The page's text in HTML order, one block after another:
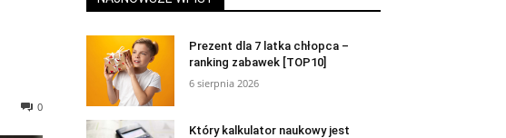
0
Prezent dla 7 latka chłopca –
ranking zabawek [TOP10]
6 sierpnia 2026
Który kalkulator naukowy jest